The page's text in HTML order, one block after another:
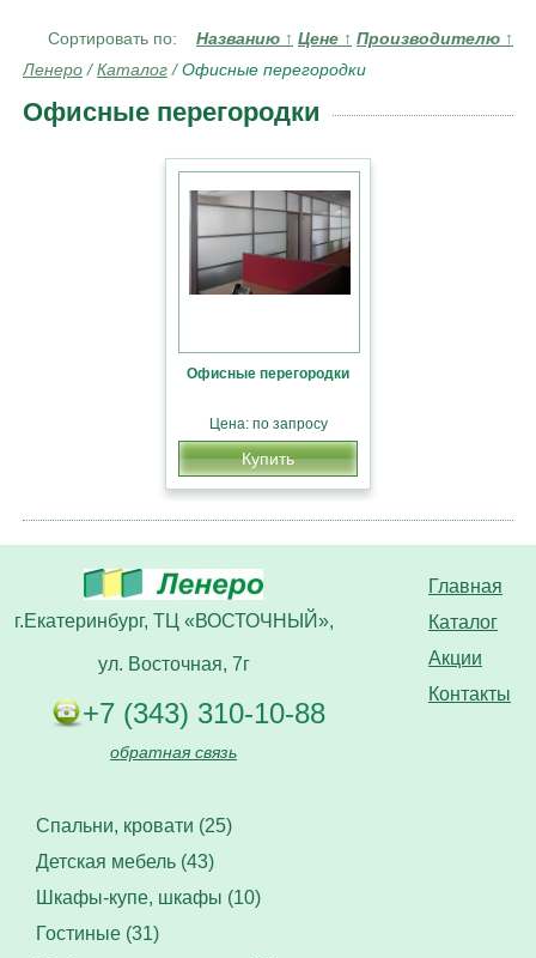
Сортировать по: Названию ↑ Цене ↑ Производителю ↑
Ленеро /Каталог /Офисные перегородки
Офисные перегородки
Офисные перегородки
Цена: по запросу
Купить
Главная
Каталог
Акции
Контакты
г.Екатеринбург, ТЦ «ВОСТОЧНЫЙ»,
ул. Восточная, 7г
+7 (343) 310-10-88
обратная связь
Спальни, кровати (25)
Детская мебель (43)
Шкафы-купе, шкафы (10)
Гостиные (31)